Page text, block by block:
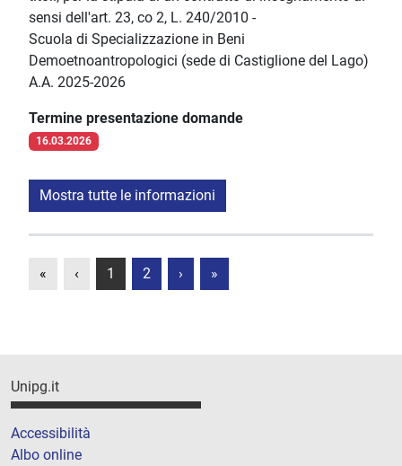
sensi dell'art. 23, co 2, L. 240/2010 -
Scuola di Specializzazione in Beni
Demoetnoantropologici (sede di Castiglione del Lago)
A.A. 2025-2026
Termine presentazione domande
16.03.2026
Mostra tutte le informazioni
« ‹ 1 2 › »
Unipg.it
Accessibilità
Albo online